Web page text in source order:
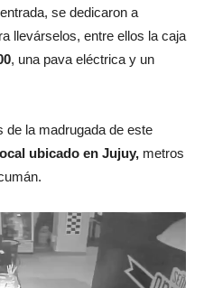
se dedicaron a
llevárselos, entre ellos la caja
, una pava eléctrica y un
de la madrugada de este
ubicado en Jujuy, metros